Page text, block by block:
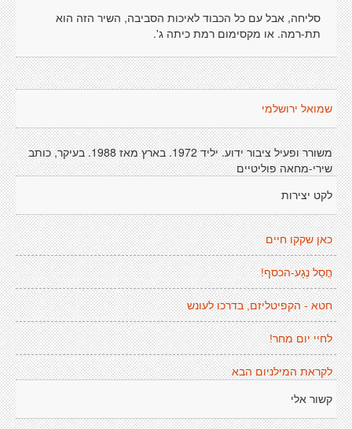
סליחה, אבל עם כל הכבוד לאיכות הסביבה, השיר הזה הוא
תת-רמה. או מקסימום רמת כיתה ג'.
שמואל ירושלמי
משורר ופעיל ציבור ידוע. יליד 1972. בארץ מאז 1988. בעיקר, כותב
שירי-מחאה פוליטיים
לקט יצירות
כאן שקקו חיים
חֳסַל נֶגָע-הכסף!
חטא - הקפיטליזם, בדרכו לעונש
לחיי יום מחר!
לקראת המילניום הבא
קשור אלי